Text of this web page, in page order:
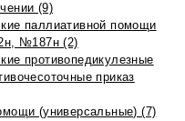
(9)
паллиативной помощи
№187н (2)
противопедикулезные
приказ
(универсальные) (7)